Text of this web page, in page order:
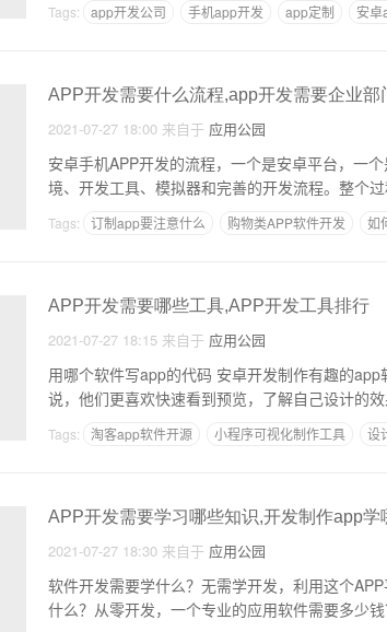
Tags: app开发公司 手机app开发 app定制 安卓
APP开发需要什么流程,app开发需要企业部
2021-07-27 18:00 来自于 应用公园
安卓手机APP开发的流程，一个是安卓平台，一
Tags: 订制app要注意什么 购物类APP软件开发 如
APP开发需要哪些工具,APP开发工具排行
2021-07-27 18:15 来自于 应用公园
用哪个软件写app的代码 安卓开发制作有趣的app软件设计
说，他们更喜欢快速看到预览，了解自己设计的
Tags: 淘客app软件开源 小程序可视化制作工具 设
APP开发需要学习哪些知识,开发制作app学
2021-07-27 18:30 来自于 应用公园
软件开发需要学什么？无需学开发，利用这个